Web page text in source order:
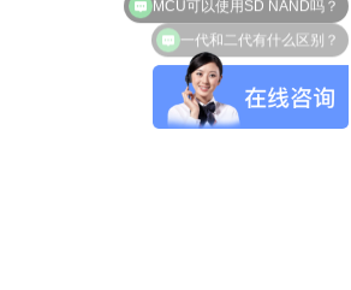
一代和二代有什么区别？